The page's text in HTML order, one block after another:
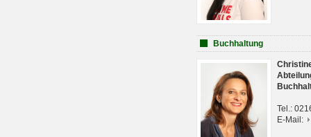
Buchhaltung
Tel.:
E-Mail: